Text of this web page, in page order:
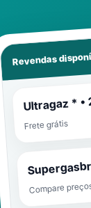
Revendas
Ultragaz * •
Frete grátis
Compare